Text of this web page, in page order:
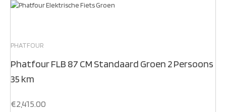
PHATFOUR
Phatfour FLB 87 CM Standaard Groen 2 Persoons
35 km
€2,415.00